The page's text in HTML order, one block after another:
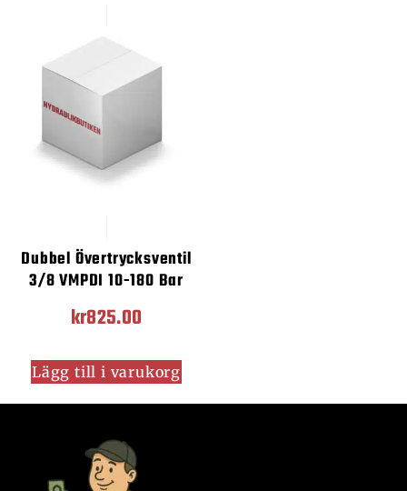
Dubbel Övertrycksventil
3/8 VMPDI 10-180 Bar
kr825.00
Lägg till i varukorg